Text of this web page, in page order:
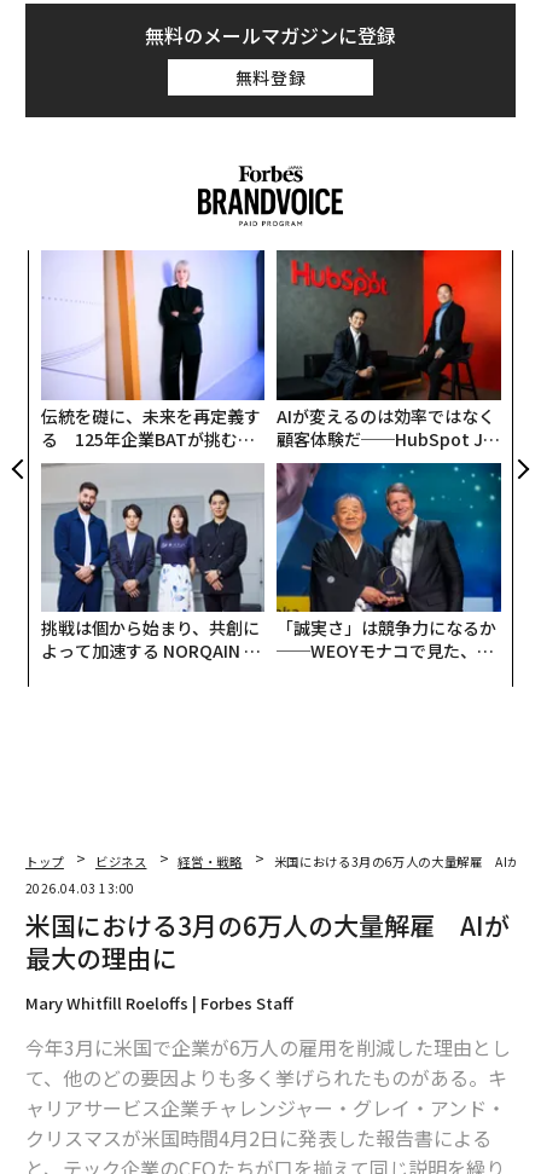
無料のメールマガジンに登録
無料登録
伝統を礎に、未来を再定義す
る 125年企業BATが挑むス
モークレスな未来
AIが変えるのは効率ではなく
顧客体験だ──HubSpot Ja
panが語る「Grow Better」
な組織のつくり方
挑戦は個から始まり、共創に
よって加速する NORQAIN JA
「誠実さ」は競争力になるか
──WEOYモナコで見た、く
トップ ビジネス 経営・戦略
米国における3月の6万人の大量解雇 AIが最
2026.04.03 13:00
米国における3月の6万人の大量解雇 AIが
最大の理由に
Mary Whitfill Roeloffs | Forbes Staff
今年3月に米国で企業が6万人の雇用を削減した理由とし
て、他のどの要因よりも多く挙げられたものがある。キ
ャリアサービス企業チャレンジャー・グレイ・アンド・
クリスマスが米国時間4月2日に発表した報告書による
と、テック企業のCEOたちが口を揃えて同じ説明を繰り